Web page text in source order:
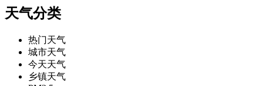
天气分类
热门天气
城市天气
今天天气
乡镇天气